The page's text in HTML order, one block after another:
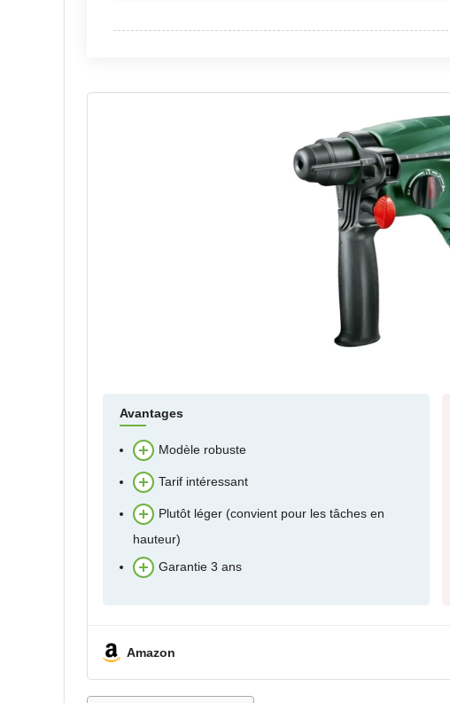
Avantages
Modèle robuste
Tarif intéressant
Plutôt léger (convient pour les tâches en
hauteur)
Garantie 3 ans
Amazon